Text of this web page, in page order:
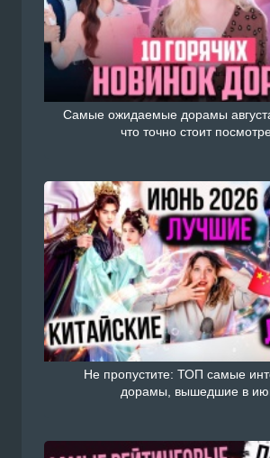
Самые ожидаемые дорамы
что точно стоит
Не пропустите: ТОП самые
дорамы, вышедшие в